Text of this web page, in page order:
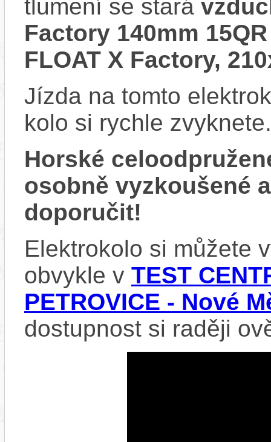
tlumení se stará
Factory 140mm
FLOAT X Factory,
Jízda na tomto
kolo si rychle zvyknete.
Horské
osobně vyzkoušené
doporučit!
Elektrokolo si můžete
obvykle v TEST
PETROVICE - Nové
dostupnost si raději